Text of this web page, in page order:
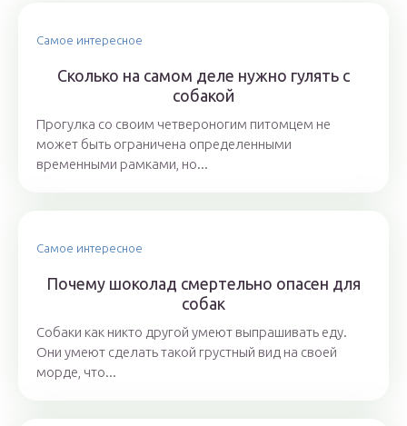
Самое интересное
Сколько на самом деле нужно гулять с
собакой
Прогулка со своим четвероногим питомцем не
может быть ограничена определенными
временными рамками, но...
Самое интересное
Почему шоколад смертельно опасен для
собак
Собаки как никто другой умеют выпрашивать еду.
Они умеют сделать такой грустный вид на своей
морде, что...